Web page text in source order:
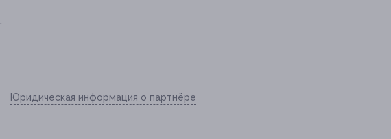
Юридическая информация о партнёре